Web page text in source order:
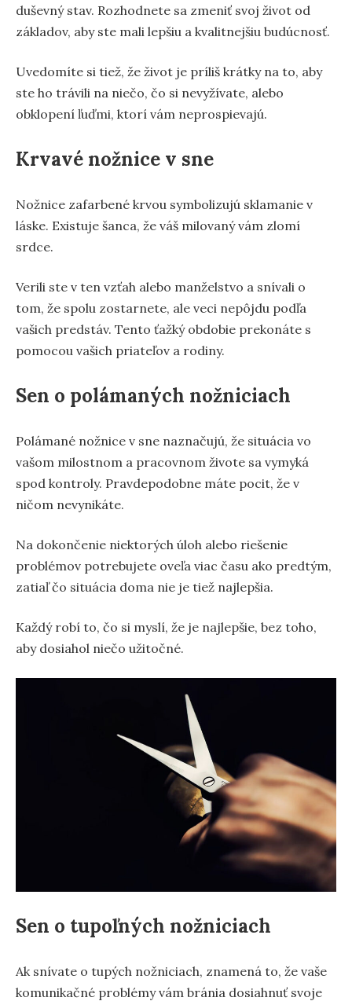
duševný stav. Rozhodnete sa zmeniť svoj život od
základov, aby ste mali lepšiu a kvalitnejšiu budúcnosť.
Uvedomíte si tiež, že život je príliš krátky na to, aby
ste ho trávili na niečo, čo si nevyžívate, alebo
obklopení ľuďmi, ktorí vám neprospievajú.
Krvavé nožnice v sne
Nožnice zafarbené krvou symbolizujú sklamanie v
láske. Existuje šanca, že váš milovaný vám zlomí
srdce.
Verili ste v ten vzťah alebo manželstvo a snívali o
tom, že spolu zostarnete, ale veci nepôjdu podľa
vašich predstáv. Tento ťažký obdobie prekonáte s
pomocou vašich priateľov a rodiny.
Sen o polámaných nožniciach
Polámané nožnice v sne naznačujú, že situácia vo
vašom milostnom a pracovnom živote sa vymyká
spod kontroly. Pravdepodobne máte pocit, že v
ničom nevynikáte.
Na dokončenie niektorých úloh alebo riešenie
problémov potrebujete oveľa viac času ako predtým,
zatiaľ čo situácia doma nie je tiež najlepšia.
Každý robí to, čo si myslí, že je najlepšie, bez toho,
aby dosiahol niečo užitočné.
Sen o tupoľných nožniciach
Ak snívate o tupých nožniciach, znamená to, že vaše
komunikačné problémy vám bránia dosiahnuť svoje